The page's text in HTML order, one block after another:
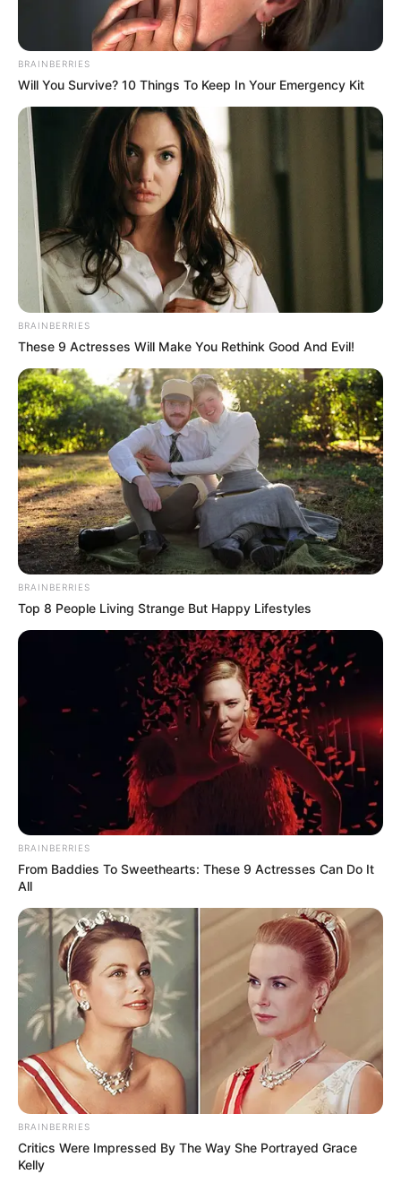
BRAINBERRIES
Will You Survive? 10 Things To Keep In Your Emergency Kit
BRAINBERRIES
These 9 Actresses Will Make You Rethink Good And Evil!
BRAINBERRIES
Top 8 People Living Strange But Happy Lifestyles
BRAINBERRIES
From Baddies To Sweethearts: These 9 Actresses Can Do It
All
BRAINBERRIES
Critics Were Impressed By The Way She Portrayed Grace
Kelly